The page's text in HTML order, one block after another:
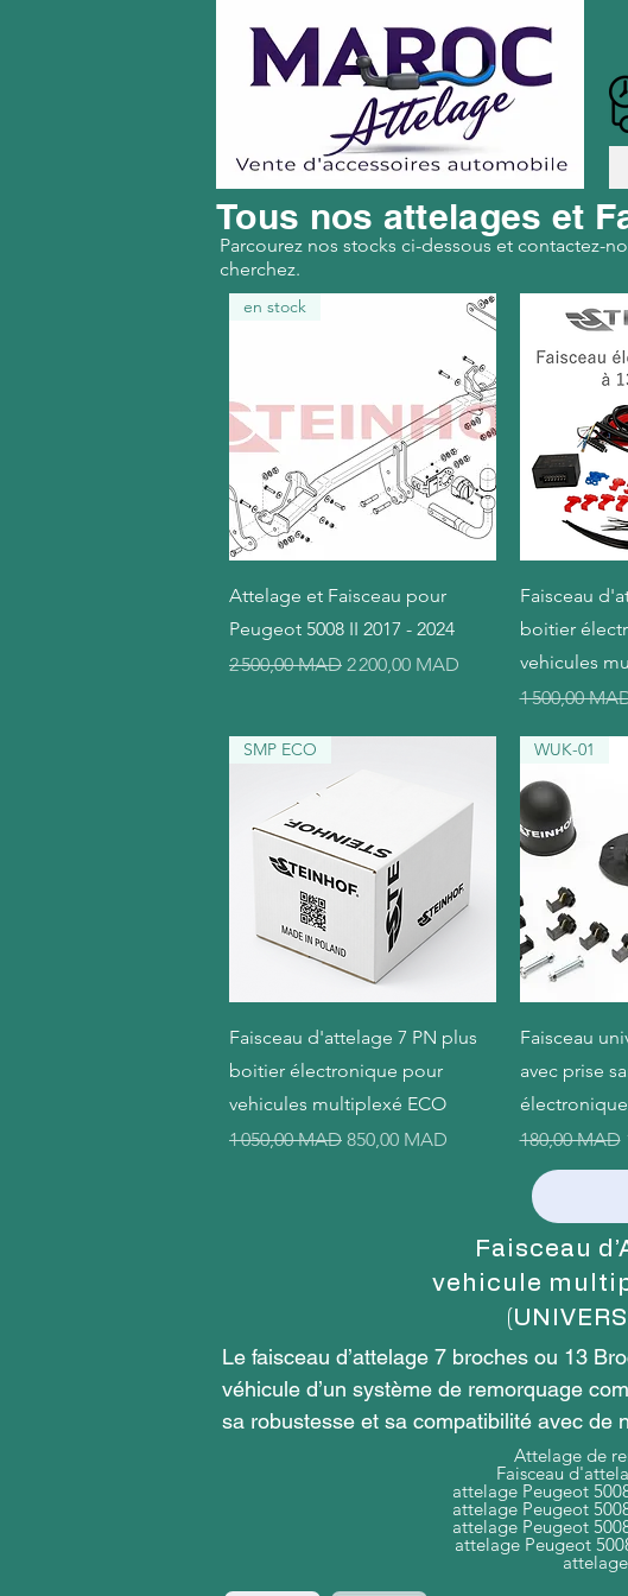
Tous nos attelages et
Parcourez nos stocks ci-dessous et contactez-
cherchez.
Aperçu rapide
en stock
Attelage et Faisceau pour
Peugeot 5008 II 2017 - 2024
Prix original
2 500,00 MAD Prix promotionnel
2 200,00 MAD
Faisceau
boitier
vehicules
Prix original
1 500,00
Aperçu rapide
SMP ECO
Faisceau d'attelage 7 PN plus
boitier électronique pour
vehicules multiplexé ECO
Prix original
1 050,00 MAD Prix promotionnel
850,00 MAD
WUK-01
Faisceau
avec prise
électronique
Prix original
180,00 MAD
Faisceau
vehicule
Le faisceau d’attelage 7 broches ou 13
véhicule d’un système de remorquage
sa robustesse et sa compatibilité avec de
Qu’est-ce qu’un faisceau d’attelage 7
Un faisceau d’attelage 7 broches est un
Attelage de
Faisceau
attelage Peugeot
attelage Peugeot
attelage Peugeot
attelage Peugeot